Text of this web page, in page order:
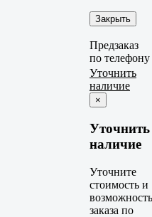
Закрыть
Предзаказ
по телефону
Уточнить
наличие
×
Уточнить
наличие
Уточните
стоимость и
возможность
заказа по